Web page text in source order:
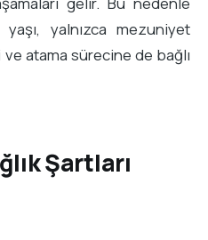
yalnızca mezuniyet
ve atama sürecine de bağlı
Şartları